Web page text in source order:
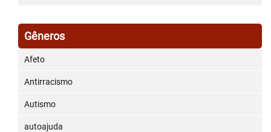
Gêneros
Afeto
Antirracismo
Autismo
autoajuda